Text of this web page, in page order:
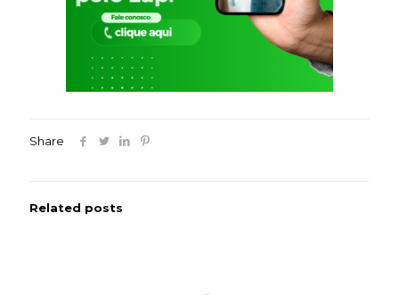
Share
Related posts